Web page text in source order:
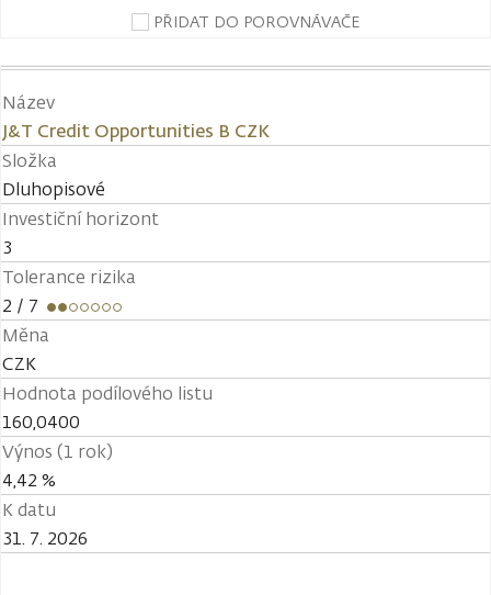
PŘIDAT DO POROVNÁVAČE
Název
J&T Credit Opportunities B CZK
Složka
Dluhopisové
Investiční horizont
3
Tolerance rizika
2 / 7
Měna
CZK
Hodnota podílového listu
160,0400
Výnos (1 rok)
4,42 %
K datu
31. 7. 2026